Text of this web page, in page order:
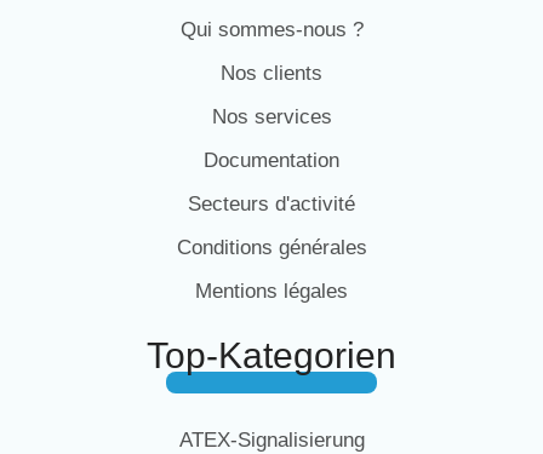
Qui sommes-nous ?
Nos clients
Nos services
Documentation
Secteurs d'activité
Conditions générales
Mentions légales
Top-Kategorien
ATEX-Signalisierung